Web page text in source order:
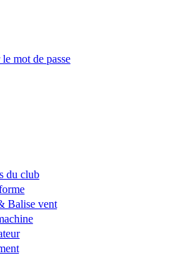
mot de passe
du club
Balise vent